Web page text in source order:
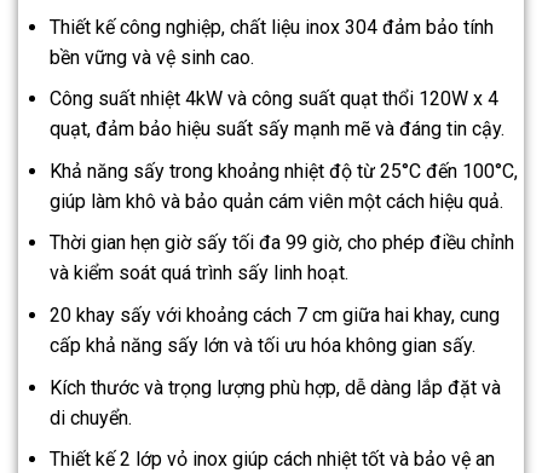
Thiết kế công nghiệp, chất liệu inox 304 đảm bảo tính
bền vững và vệ sinh cao.
Công suất nhiệt 4kW và công suất quạt thổi 120W x 4
quạt, đảm bảo hiệu suất sấy mạnh mẽ và đáng tin cậy.
Khả năng sấy trong khoảng nhiệt độ từ 25°C đến 100°C,
giúp làm khô và bảo quản cám viên một cách hiệu quả.
Thời gian hẹn giờ sấy tối đa 99 giờ, cho phép điều chỉnh
và kiểm soát quá trình sấy linh hoạt.
20 khay sấy với khoảng cách 7 cm giữa hai khay, cung
cấp khả năng sấy lớn và tối ưu hóa không gian sấy.
Kích thước và trọng lượng phù hợp, dễ dàng lắp đặt và
di chuyển.
Thiết kế 2 lớp vỏ inox giúp cách nhiệt tốt và bảo vệ an